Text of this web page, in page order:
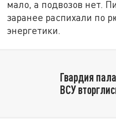
мало, а подвозов нет.
заранее распихали по
энергетики.
Гвардия
ВСУ